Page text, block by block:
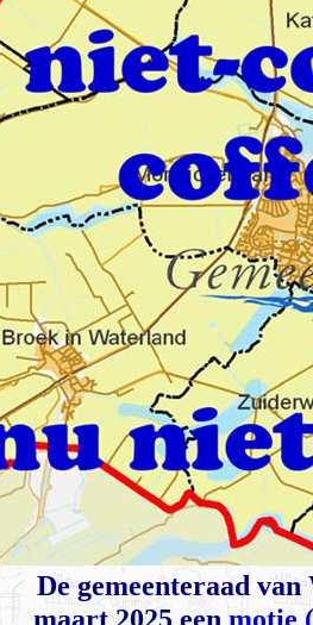
De gemeenteraad
maart 2025 eenmotie